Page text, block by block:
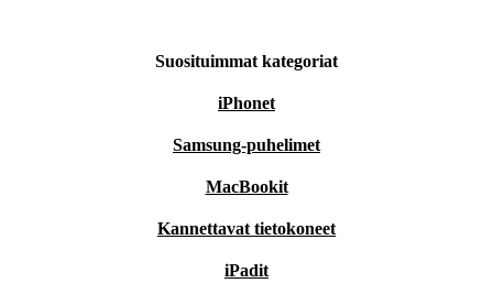
Suosituimmat kategoriat
iPhonet
Samsung-puhelimet
MacBookit
Kannettavat tietokoneet
iPadit